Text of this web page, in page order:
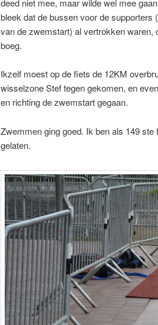
deed niet mee, maar wilde wel mee
bleek dat de bussen voor de
van de zwemstart) al vertrokken waren,
boeg.
Ikzelf moest op de fiets de 12KM
wisselzone Stef tegen gekomen, en
en richting de zwemstart gegaan.
Zwemmen ging goed. Ik ben als 149
gelaten.